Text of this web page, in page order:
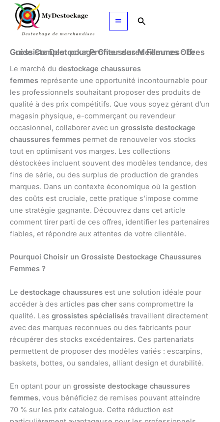
Aller
contenu
Rechercher
Grossiste Destockage Chaussures Femmes : Le Guide Complet pour Profiter des Meilleures Offres
Le marché du destockage chaussures
femmes représente une opportunité incontournable pour
les professionnels souhaitant proposer des produits de
qualité à des prix compétitifs. Que vous soyez gérant d’un
magasin physique, e-commerçant ou revendeur
occasionnel, collaborer avec un grossiste destockage
chaussures femmes permet de renouveler vos stocks
tout en optimisant vos marges. Les collections
déstockées incluent souvent des modèles tendance, des
fins de série, ou des surplus de production de grandes
marques. Dans un contexte économique où la gestion
des coûts est cruciale, cette pratique s’impose comme
une stratégie gagnante. Découvrez dans cet article
comment tirer parti de ces offres, identifier les partenaires
fiables, et répondre aux attentes de votre clientèle.
Pourquoi Choisir un Grossiste Destockage Chaussures
Femmes ?
Le destockage chaussures est une solution idéale pour
accéder à des articles pas cher sans compromettre la
qualité. Les grossistes spécialisés travaillent directement
avec des marques reconnues ou des fabricants pour
récupérer des stocks excédentaires. Ces partenariats
permettent de proposer des modèles variés : escarpins,
baskets, bottes, ou sandales, alliant design et durabilité.
En optant pour un grossiste destockage chaussures
femmes, vous bénéficiez de remises pouvant atteindre
70 % sur les prix catalogue. Cette réduction est